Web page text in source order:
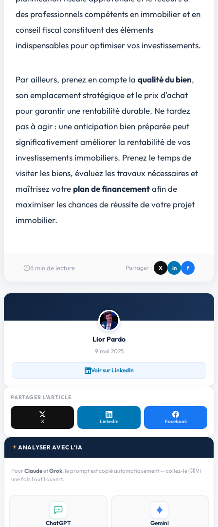
des professionnels compétentsen immobilier et en
conseil fiscal constituent des éléments
indispensables pour optimiser vos investissements.
Par ailleurs, prenez en compte la qualité du bien,
son emplacement stratégique et le prix d'achat
pour garantir une rentabilité durable. Ne tardez
pas à agir : une anticipation bien préparée peut
significativement améliorer la rentabilité de vos
investissements immobiliers. Prenez le temps de
visiter les biens, évaluez les travaux nécessaires et
maîtrisez votre plan de financementafin de
maximiser les chances de réussite de votre projet
immobilier.
8 min de lecture Partager : X in f
Lior Pardo
9 mai 2025
Voir sur LinkedIn
PARTAGER L'ARTICLE
X LinkedIn Facebook
ANALYSER AVEC L'IA
PourClaudeetGrok, le prompt est copié automatiquement — collez-le (⌘V)
une fois l'outil ouvert.
ChatGPT Gemini